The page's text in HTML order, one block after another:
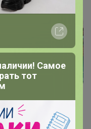
Fawi
ЦВЕТ И РАЗМЕР!
Самое
тот